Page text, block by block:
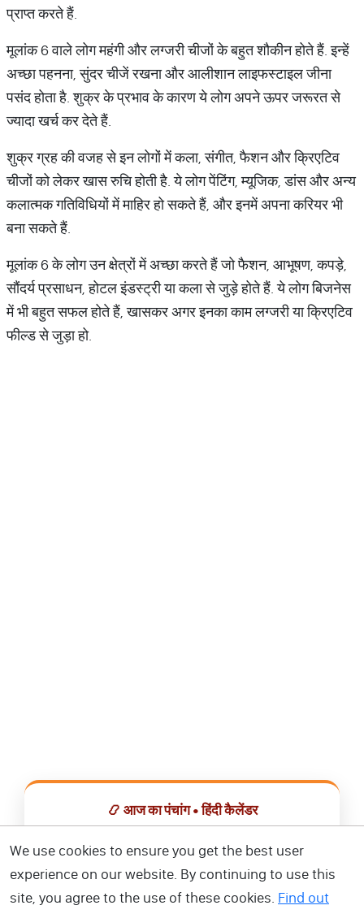
प्राप्त करते हैं.
मूलांक 6 वाले लोग महंगी और लग्जरी चीजों के बहुत शौकीन होते हैं. इन्हें
अच्छा पहनना, सुंदर चीजें रखना और आलीशान लाइफस्टाइल जीना
पसंद होता है. शुक्र के प्रभाव के कारण ये लोग अपने ऊपर जरूरत से
ज्यादा खर्च कर देते हैं.
शुक्र ग्रह की वजह से इन लोगों में कला, संगीत, फैशन और क्रिएटिव
चीजों को लेकर खास रुचि होती है. ये लोग पेंटिंग, म्यूजिक, डांस और अन्य
कलात्मक गतिविधियों में माहिर हो सकते हैं, और इनमें अपना करियर भी
बना सकते हैं.
मूलांक 6 के लोग उन क्षेत्रों में अच्छा करते हैं जो फैशन, आभूषण, कपड़े,
सौंदर्य प्रसाधन, होटल इंडस्ट्री या कला से जुड़े होते हैं. ये लोग बिजनेस
में भी बहुत सफल होते हैं, खासकर अगर इनका काम लग्जरी या क्रिएटिव
फील्ड से जुड़ा हो.
📿 आज का पंचांग • हिंदी कैलेंडर
📅 हिंदी कैलेंडर ऐप डाउनलोड करें
We use cookies to ensure you get the best user
experience on our website. By continuing to use this
site, you agree to the use of these cookies. Find out